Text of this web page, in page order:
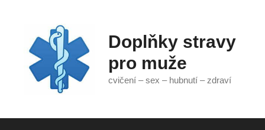
Doplňky stravy
pro muže
cvičení – sex – hubnutí – zdraví